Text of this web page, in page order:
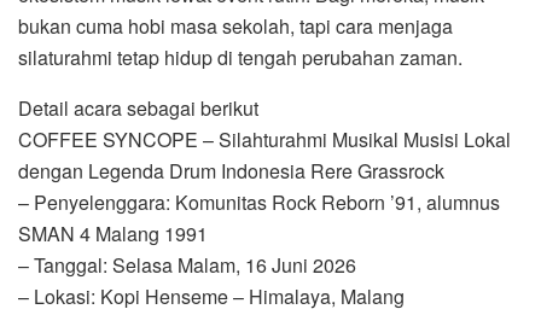
bukan cuma hobi masa sekolah, tapi cara menjaga
silaturahmi tetap hidup di tengah perubahan zaman.
Detail acara sebagai berikut
COFFEE SYNCOPE – Silahturahmi Musikal Musisi Lokal
dengan Legenda Drum Indonesia Rere Grassrock
– Penyelenggara: Komunitas Rock Reborn ’91, alumnus
SMAN 4 Malang 1991
– Tanggal: Selasa Malam, 16 Juni 2026
– Lokasi: Kopi Henseme – Himalaya, Malang